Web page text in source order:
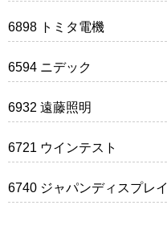
6898 トミタ電機
6594 ニデック
6932 遠藤照明
6721 ウインテスト
6740 ジャパンディスプレイ